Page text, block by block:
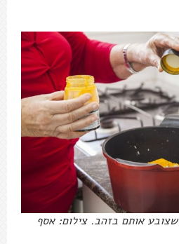
שצובע אותם בזהב. צילום: אסף